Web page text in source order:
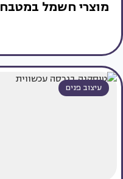
מוצרי חשמל במטבח
עיצוב פנים